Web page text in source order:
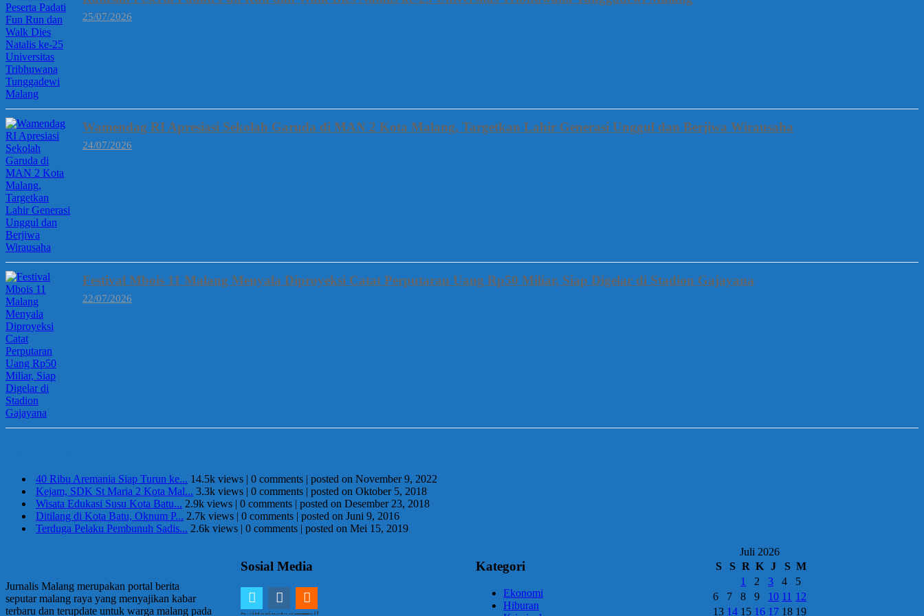
25/07/2026
Wamendag RI Apresiasi Sekolah Garuda di MAN 2 Kota Malang, Targetkan Lahir Generasi Unggul dan Berjiwa Wirausaha
24/07/2026
Festival Mbois 11 Malang Menyala Diproyeksi Catat Perputaran Uang Rp50 Miliar, Siap Digelar di Stadion Gajayana
22/07/2026
40 Ribu Aremania Siap Turun ke... 14.5k views | 0 comments | posted on November 9, 2022
Kejam, SDK St Maria 2 Kota Mal... 3.3k views | 0 comments | posted on Oktober 5, 2018
Wisata Edukasi Susu Kota Batu... 2.9k views | 0 comments | posted on Desember 23, 2018
Ditilang di Kota Batu, Oknum P... 2.7k views | 0 comments | posted on Juni 9, 2016
Terduga Pelaku Pembunuh Sadis... 2.6k views | 0 comments | posted on Mei 15, 2019
Jurnalis Malang merupakan portal berita
seputar malang raya yang menyajikan kabar
terbaru dan terupdate untuk warga malang pada
Sosial Media Kategori
Ekonomi
Hiburan
Juli 2026
S
S R K J S M
1
2 3 4
5
6
7 8 9 10 11 12
13 14 15 16 17 18 19